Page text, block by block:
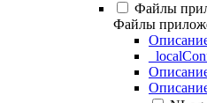
Файлы
Файлы